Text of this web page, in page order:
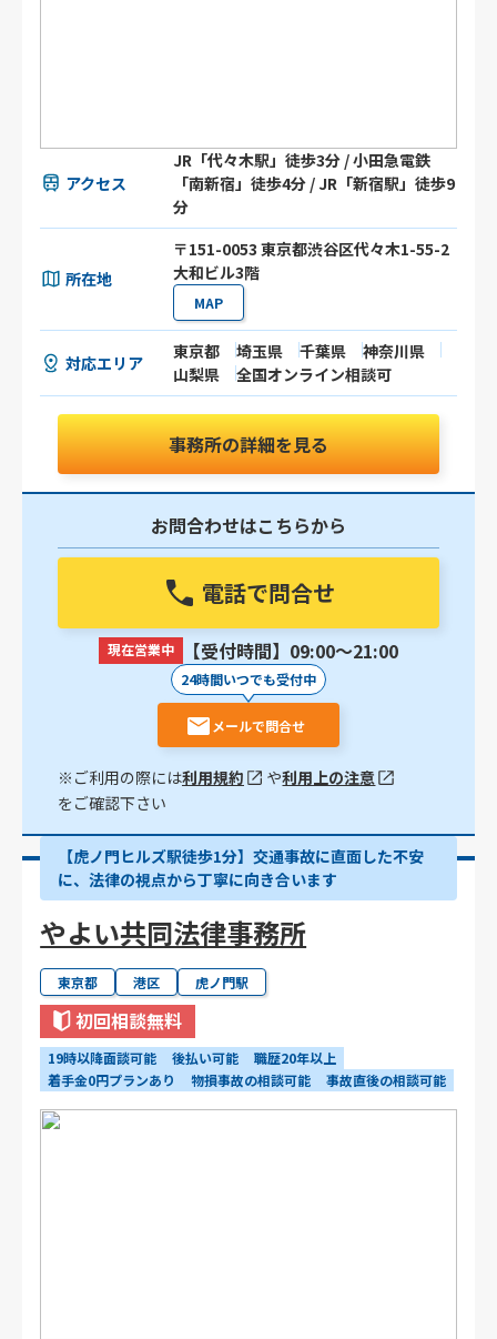
アクセス
JR「代々木駅」徒歩3分 / 小田急電鉄
「南新宿」徒歩4分 / JR「新宿駅」徒歩9
分
所在地
〒151-0053 東京都渋谷区代々木1-55-2
大和ビル3階
MAP
対応エリア
東京都 埼玉県 千葉県
神奈川県
山梨県
全国オンライン相談可
事務所の詳細を見る
お問合わせはこちらから
電話で問合せ
現在営業中 【受付時間】09:00〜21:00
24時間いつでも受付中
メールで問合せ
※ご利用の際には利用規約 や利用上の注意
をご確認下さい
【虎ノ門ヒルズ駅徒歩1分】交通事故に直面した不安
に、法律の視点から丁寧に向き合います
やよい共同法律事務所
東京都 港区 虎ノ門駅
初回相談無料
19時以降面談可能 後払い可能
職歴20年以上
着手金0円プランあり
物損事故の相談可能 事故直後の相談可能